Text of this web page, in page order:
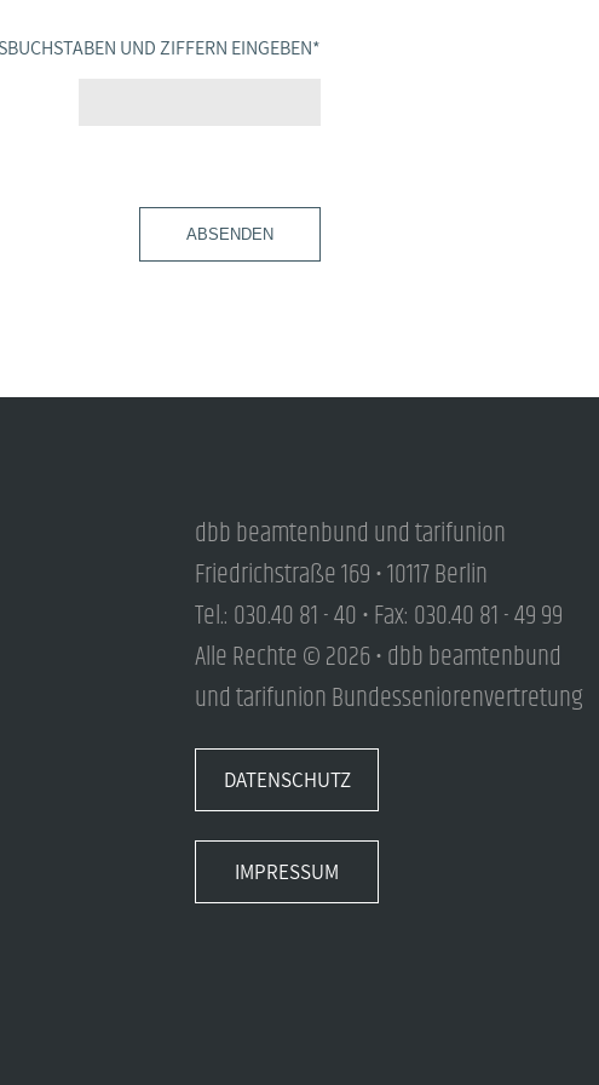
UND ZIFFERN EINGEBEN *
ABSENDEN
dbb beamtenbund und tarifunion
Friedrichstraße 169 • 10117 Berlin
Tel.: 030.40 81 - 40 • Fax: 030.40 81 - 49 99
Alle Rechte © 2026 • dbb beamtenbund
und tarifunion Bundesseniorenvertretung
DATENSCHUTZ
IMPRESSUM